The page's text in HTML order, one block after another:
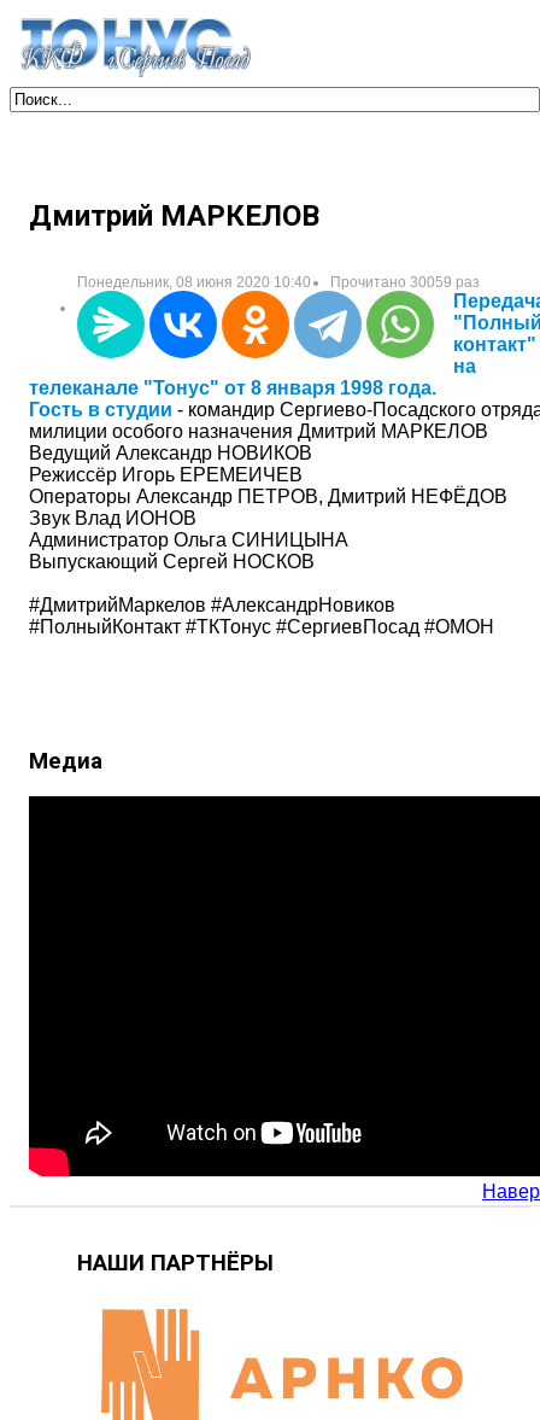
Дмитрий МАРКЕЛОВ
Понедельник, 08 июня 2020 10:40 Прочитано 30059 раз
контакт"
на
телеканале "Тонус" от 8 января 1998 года.
Гость в студии - командир Сергиево-Посадского
милиции особого назначения Дмитрий МАРКЕЛОВ
Ведущий Александр НОВИКОВ
Режиссёр Игорь ЕРЕМЕИЧЕВ
Операторы Александр ПЕТРОВ, Дмитрий НЕФЁДОВ
Звук Влад ИОНОВ
Администратор Ольга СИНИЦЫНА
Выпускающий Сергей НОСКОВ
#ДмитрийМаркелов #АлександрНовиков
#ПолныйКонтакт #ТКТонус #СергиевПосад #ОМОН
Медиа
НАШИ ПАРТНЁРЫ